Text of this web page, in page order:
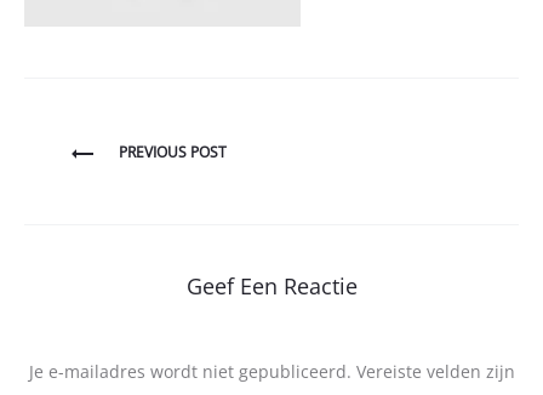
BerichtPREVIOUS POST
Geef Een Reactie
Je e-mailadres wordt niet gepubliceerd. Vereiste velden zijn